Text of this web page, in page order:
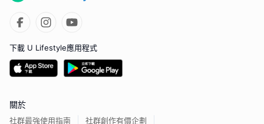
下載 U Lifestyle應用程式
關於
社群最強使用指南
社群創作有價企劃